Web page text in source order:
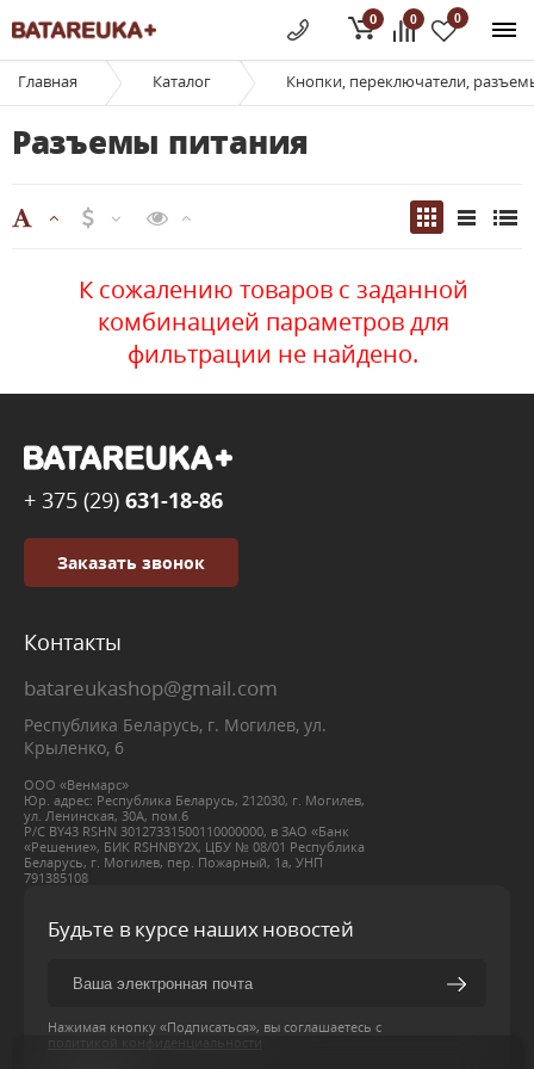
0 0
0
Главная Каталог Кнопки, переключатели,
Разъемы питания
К сожалению товаров с заданной
комбинацией параметров для
фильтрации не найдено.
+ 375 (29) 631-18-86
Заказать звонок
Контакты
batareukashop@gmail.com
Республика Беларусь, г. Могилев, ул.
Крыленко, 6
ООО «Венмарс»
Юр. адрес: Республика Беларусь, 212030, г. Могилев,
ул. Ленинская, 30А, пом.6
Р/С BY43 RSHN 30127331500110000000, в ЗАО «Банк
«Решение», БИК RSHNBY2X, ЦБУ № 08/01 Республика
Беларусь, г. Могилев, пер. Пожарный, 1а, УНП
791385108
Будьте в курсе наших новостей
Нажимая кнопку «Подписаться», вы соглашаетесь с
политикой конфиденциальности